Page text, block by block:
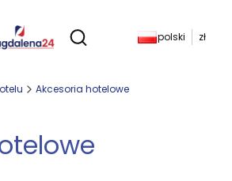
Otwórz wyszukiwarkę
Produkty w
polski zł
Akcesoria hotelowe